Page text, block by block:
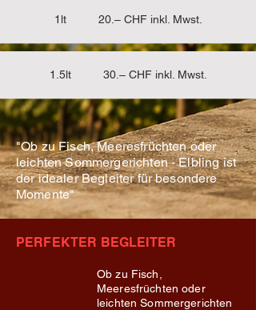
1lt 20.– CHF inkl. Mwst.
1.5lt 30.– CHF inkl. Mwst.
"Ob zu Fisch, Meeresfrüchten oder
leichten Sommergerichten - Elbling ist
der idealer Begleiter für besondere
Momente"
PERFEKTER BEGLEITER
Ob zu Fisch,
Meeresfrüchten oder
leichten Sommergerichten